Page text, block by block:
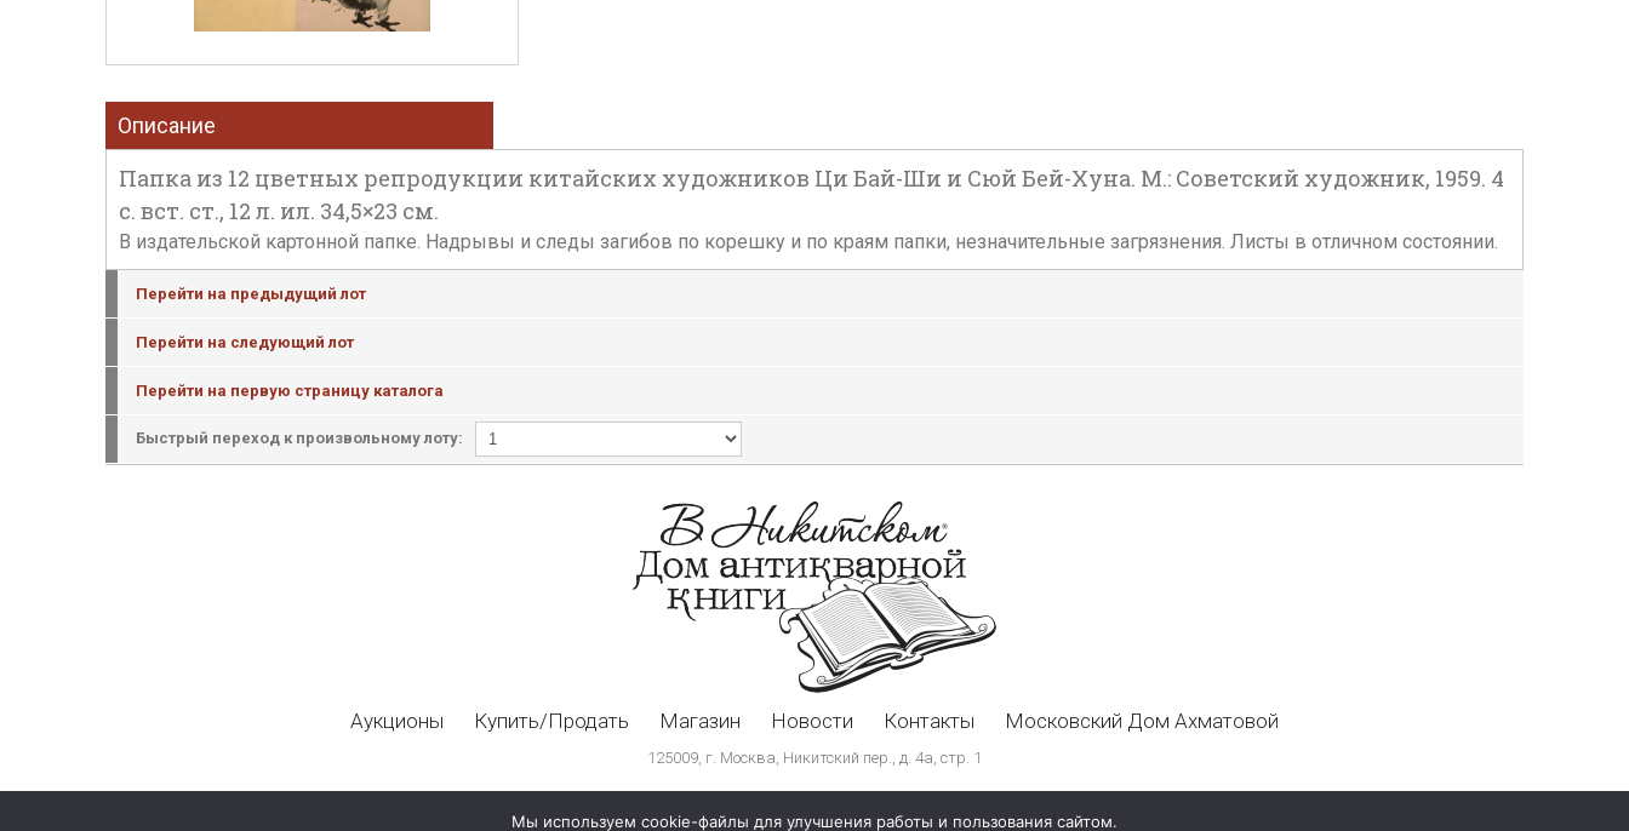
Описание
Папка из 12 цветных репродукции китайских художников Ци Бай-Ши и Сюй Бей-Хуна. М.: Советский художник, 1959. 4
с. вст. ст., 12 л. ил. 34,5×23 см.
В издательской картонной папке. Надрывы и следы загибов по корешку и по краям папки, незначительные загрязнения. Листы в отличном состоянии.
Перейти на предыдущий лот
Перейти на следующий лот
Перейти на первую страницу каталога
Быстрый переход к произвольному лоту:
Аукционы Купить/Продать Магазин Новости Контакты Московский Дом Ахматовой
125009, г. Москва, Никитский пер., д. 4а, стр. 1
Мы используем cookie-файлы для улучшения работы и пользования сайтом.